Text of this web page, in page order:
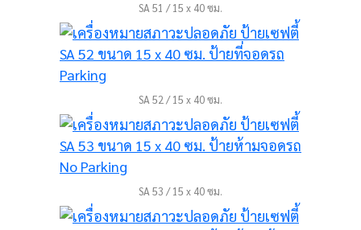
SA 51 / 15 x 40 ซม.
SA 52 / 15 x 40 ซม.
SA 53 / 15 x 40 ซม.